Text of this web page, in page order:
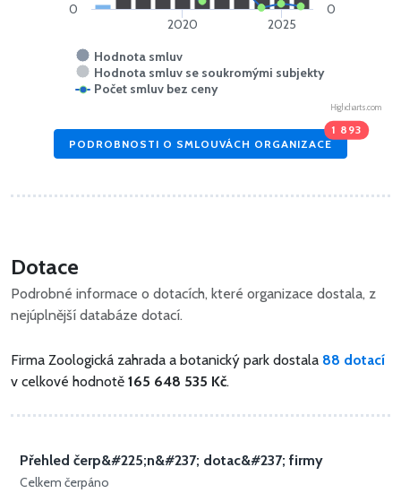
Hodnota smluv
Hodnota smluv se soukromými subjekty
Počet smluv bez ceny
2020 2025
0 0
Highcharts.com
PODROBNOSTI O SMLOUVÁCH ORGANIZACE
1 893
Dotace
Podrobné informace o dotacích, které organizace dostala, z
nejúplnější databáze dotací.
Firma Zoologická zahrada a botanický park dostala 88 dotací
v celkové hodnotě 165 648 535 Kč.
Celkem čerpáno
Přehled čerp&#225;n&#237; dotac&#237; firmy